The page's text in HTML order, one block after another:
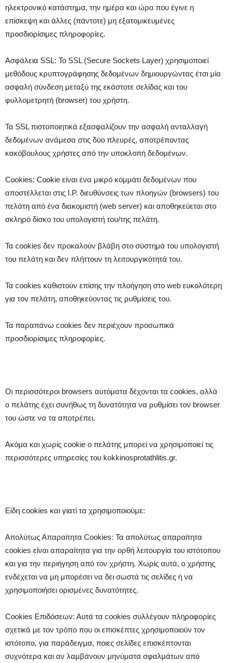
ηλεκτρονικό κατάστημα, την ημέρα και ώρα που έγινε η
επίσκεψη και άλλες (πάντοτε) μη εξατομικευμένες
προσδιορίσιμες πληροφορίες.
Ασφάλεια SSL: Το SSL (Secure Sockets Layer) χρησιμοποιεί
μεθόδους κρυπτογράφησης δεδομένων δημιουργώντας έτσι μία
ασφαλή σύνδεση μεταξύ της εκάστοτε σελίδας και του
φυλλομετρητή (browser) του χρήστη.
Τα SSL πιστοποιητικά εξασφαλίζουν την ασφαλή ανταλλαγή
δεδομένων ανάμεσα στις δύο πλευρές, αποτρέποντας
κακόβουλους χρήστες από την υποκλοπή δεδομένων.
Cookies: Cookie είναι ένα μικρό κομμάτι δεδομένων που
αποστέλλεται στις I.P. διευθύνσεις των πλοηγών (browsers) του
πελάτη από ένα διακομιστή (web server) και αποθηκεύεται στο
σκληρό δίσκο του υπολογιστή του/της πελάτη.
Τα cookies δεν προκαλούν βλάβη στο σύστημά του υπολογιστή
του πελάτη και δεν πλήττουν τη λειτουργικότητά του.
Τα cookies καθιστούν επίσης την πλοήγηση στο web ευκολότερη
για τον πελάτη, αποθηκεύοντας τις ρυθμίσεις του.
Τα παραπάνω cookies δεν περιέχουν προσωπικά
προσδιορίσιμες πληροφορίες.
Οι περισσότεροι browsers αυτόματα δέχονται τα cookies, αλλά
ο πελάτης έχει συνήθως τη δυνατότητα να ρυθμίσει τον browser
του ώστε να τα αποτρέπει.
Ακόμα και χωρίς cookie ο πελάτης μπορεί να χρησιμοποιεί τις
περισσότερες υπηρεσίες του kokkinosprotathlitis.gr.
Είδη cookies και γιατί τα χρησιμοποιούμε:
Απολύτως Απαραίτητα Cookies: Τα απολύτως απαραίτητα
cookies είναι απαραίτητα για την ορθή λειτουργία του ιστότοπου
και για την περιήγηση από τον χρήστη. Χωρίς αυτά, ο χρήστης
ενδέχεται να μη μπορέσει να δει σωστά τις σελίδες ή να
χρησιμοποιήσει ορισμένες δυνατότητες.
Cookies Επιδόσεων: Αυτά τα cookies συλλέγουν πληροφορίες
σχετικά με τον τρόπο που οι επισκέπτες χρησιμοποιούν τον
ιστότοπο, για παράδειγμα, ποιες σελίδες επισκέπτονται
συχνότερα και αν λαμβάνουν μηνύματα σφαλμάτων από